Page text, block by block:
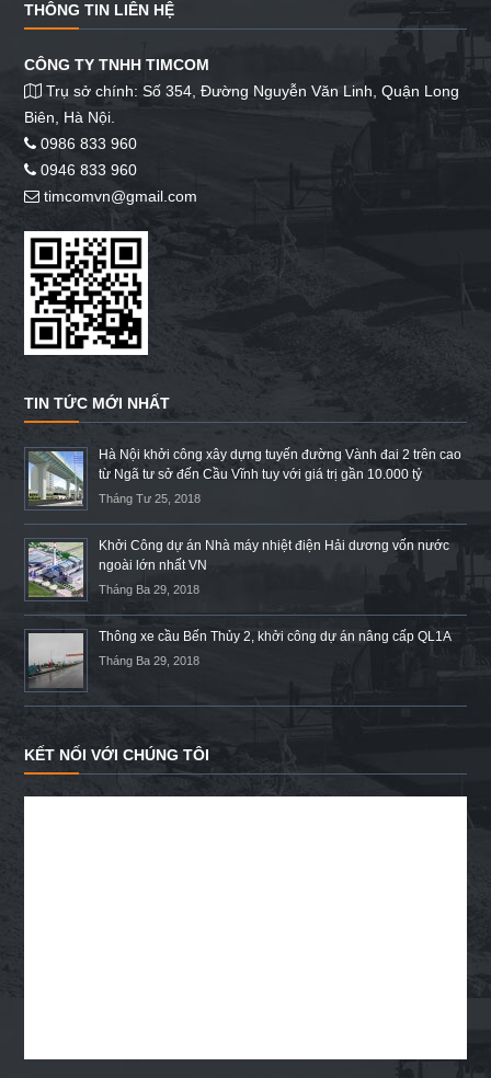
THÔNG TIN LIÊN HỆ
CÔNG TY TNHH TIMCOM
Trụ sở chính: Số 354, Đường Nguyễn Văn Linh, Quận Long
Biên, Hà Nội.
0986 833 960
0946 833 960
timcomvn@gmail.com
TIN TỨC MỚI NHẤT
Hà Nội khởi công xây dựng tuyến đường Vành đai 2 trên cao
từ Ngã tư sở đến Cầu Vĩnh tuy với giá trị gần 10.000 tỷ
Tháng Tư 25, 2018
Khởi Công dự án Nhà máy nhiệt điện Hải dương vốn nước
ngoài lớn nhất VN
Tháng Ba 29, 2018
Thông xe cầu Bến Thủy 2, khởi công dự án nâng cấp QL1A
Tháng Ba 29, 2018
KẾT NỐI VỚI CHÚNG TÔI